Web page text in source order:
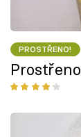
PROSTŘENO!